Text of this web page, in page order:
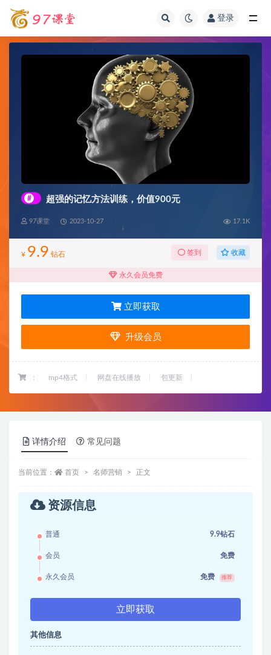
登录
# 超强的记忆方法训练，价值900元
97课堂 2023-10-27 17.1K
¥ 9.9 钻石 签到 收藏
永久会员免费
立即获取
升级会员
： mp4格式 网盘在线播放 包更新
详情介绍 常见问题
当前位置： 首页 名师营销 正文
资源信息
普通 9.9钻石
会员 免费
永久会员 免费 推荐
立即获取
其他信息